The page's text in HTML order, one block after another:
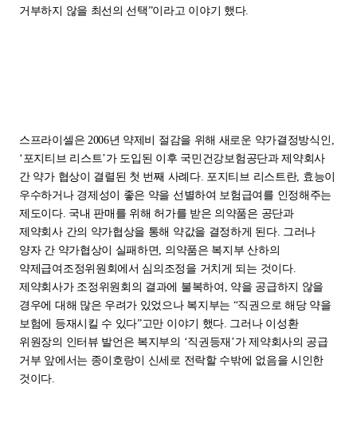
거부하지 않을 최선의 선택”이라고 이야기 했다.
스프라이셀은 2006년 약제비 절감을 위해 새로운 약가결정방식인,
‘포지티브 리스트’가 도입된 이후 국민건강보험공단과 제약회사
간 약가 협상이 결렬된 첫 번째 사례다. 포지티브 리스트란, 효능이
우수하거나 경제성이 좋은 약을 선별하여 보험급여를 인정해주는
제도이다. 국내 판매를 위해 허가를 받은 의약품은 공단과
제약회사 간의 약가협상을 통해 약값을 결정하게 된다. 그러나
양자 간 약가협상이 실패하면, 의약품은 복지부 산하의
약제급여조정위원회에서 심의조정을 거치게 되는 것이다.
제약회사가 조정위원회의 결과에 불복하여, 약을 공급하지 않을
경우에 대해 많은 우려가 있었으나 복지부는 “직권으로 해당 약을
보험에 등재시킬 수 있다”고만 이야기 했다. 그러나 이성환
위원장의 인터뷰 발언은 복지부의 ‘직권등재’가 제약회사의 공급
거부 앞에서는 종이호랑이 신세로 전락할 수밖에 없음을 시인한
것이다.